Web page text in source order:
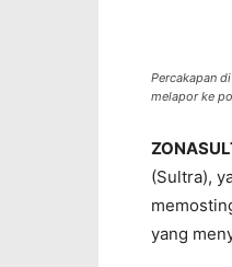
Percakapan
melapor ke
(Sultra),
yang